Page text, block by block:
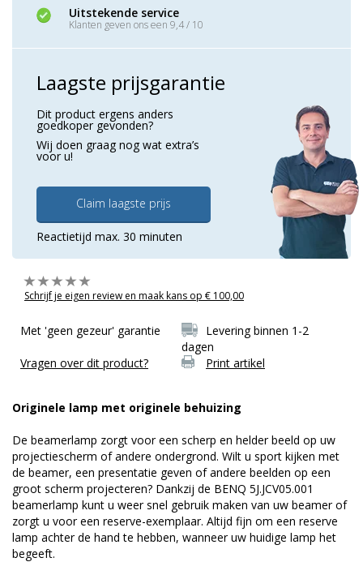
Uitstekende service
Klanten geven ons een 9,4 / 10
Laagste prijsgarantie
Dit product ergens anders
goedkoper gevonden?
Wij doen graag nog wat extra’s
voor u!
Claim laagste prijs
Reactietijd max. 30 minuten
Schrijf je eigen review en maak kans op € 100,00
Met 'geen gezeur' garantie
Levering binnen 1-2
dagen
Vragen over dit product?
Print artikel
Originele lamp met originele behuizing
De beamerlamp zorgt voor een scherp en helder beeld op uw
projectiescherm of andere ondergrond. Wilt u sport kijken met
de beamer, een presentatie geven of andere beelden op een
groot scherm projecteren? Dankzij de BENQ 5J.JCV05.001
beamerlamp kunt u weer snel gebruik maken van uw beamer of
zorgt u voor een reserve-exemplaar. Altijd fijn om een reserve
lamp achter de hand te hebben, wanneer uw huidige lamp het
begeeft.